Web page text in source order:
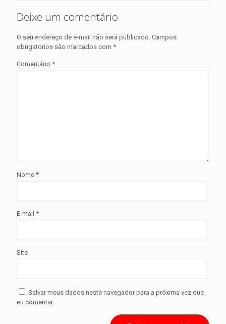
Deixe um comentário
O seu endereço de e-mail não será publicado. Campos
obrigatórios são marcados com *
Comentário *
Nome *
E-mail *
Site
Salvar meus dados neste navegador para a próxima vez que
eu comentar.